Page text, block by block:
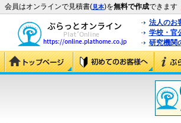
会員はオンラインで見積書(見本)を無料で作成できます
法人のお
学校・官
研究機関